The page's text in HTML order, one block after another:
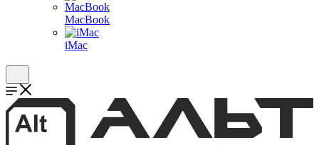
MacBook
iMac